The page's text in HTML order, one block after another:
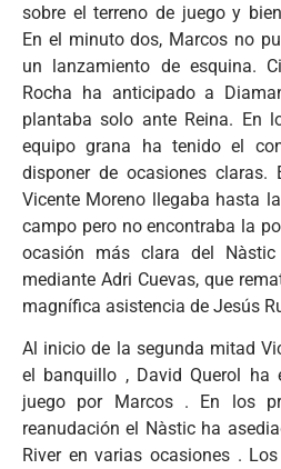
sobre el terreno de juego y
En el minuto dos, Marcos no
un lanzamiento de esquina.
Rocha ha anticipado a
plantaba solo ante Reina. En
equipo grana ha tenido el
disponer de ocasiones claras.
Vicente Moreno llegaba hasta
campo pero no encontraba la
ocasión más clara del
mediante Adri Cuevas, que
magnífica asistencia de Jesús
Al inicio de la segunda mitad
el banquillo , David Querol ha
juego por Marcos . En los
reanudación el Nàstic ha
River en varias ocasiones .